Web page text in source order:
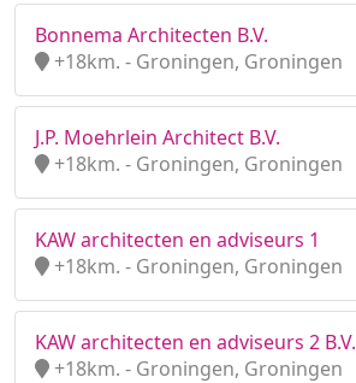
Bonnema Architecten B.V.
+18km. - Groningen, Groningen
J.P. Moehrlein Architect B.V.
+18km. - Groningen, Groningen
KAW architecten en adviseurs 1
+18km. - Groningen, Groningen
KAW architecten en adviseurs 2 B.V.
+18km. - Groningen, Groningen